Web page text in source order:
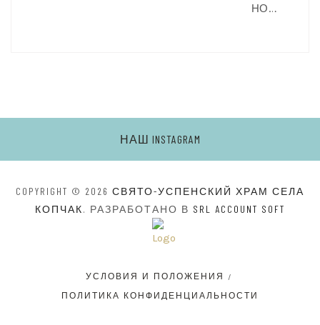
НО…
НАШ INSTAGRAM
COPYRIGHT © 2026 СВЯТО-УСПЕНСКИЙ ХРАМ СЕЛА
КОПЧАК. РАЗРАБОТАНО В SRL ACCOUNT SOFT
УСЛОВИЯ И ПОЛОЖЕНИЯ
ПОЛИТИКА КОНФИДЕНЦИАЛЬНОСТИ